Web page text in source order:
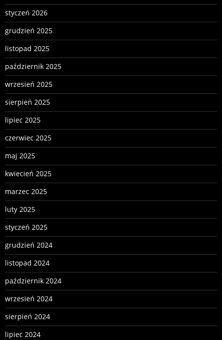
styczeń 2026
grudzień 2025
listopad 2025
październik 2025
wrzesień 2025
sierpień 2025
lipiec 2025
czerwiec 2025
maj 2025
kwiecień 2025
marzec 2025
luty 2025
styczeń 2025
grudzień 2024
listopad 2024
październik 2024
wrzesień 2024
sierpień 2024
lipiec 2024